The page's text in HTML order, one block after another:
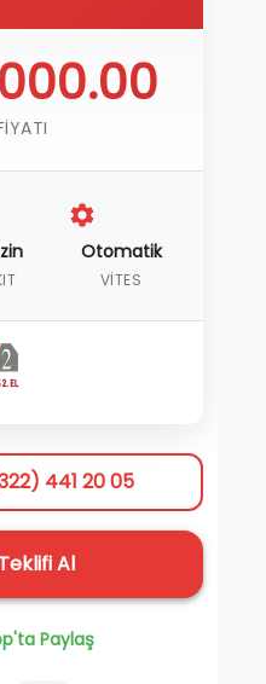
Otomatik
VITES
441 20 05
Al
Paylaş